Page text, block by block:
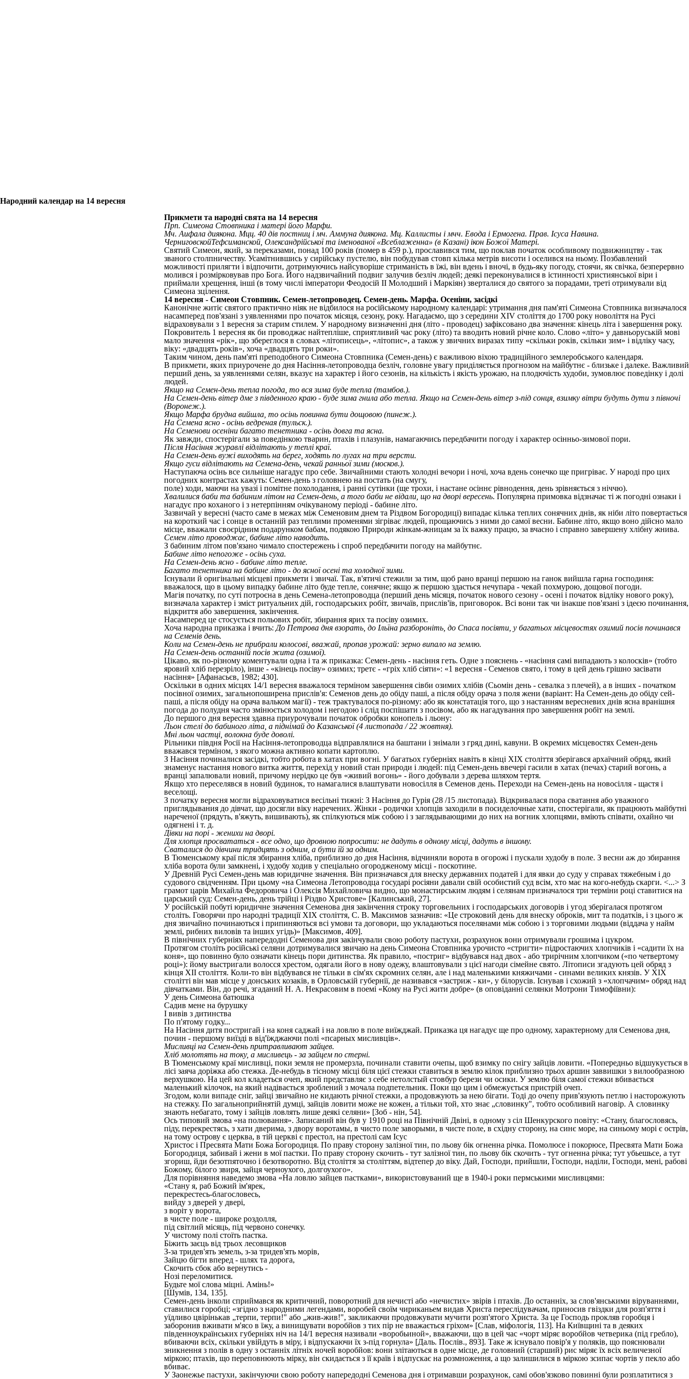
Народний календар на 14 вересня
Прикмети та народні свята на 14 вересня
Прп. Симеона Стовпника і матері його Марфи.
Мч. Аифала диякона. Мцц. 40 дів постниц і мч. Аммуна диякона. Мц. Каллисты і мчч. Евода і Ермогена. Прав. Ісуса Навина.
ЧерниговскойТефсиманской, Олександрійської та іменованої «Всеблаженна» (в Казані) ікон Божої Матері.
Святий Симеон, який, за переказами, понад 100 років (помер в 459 р.), прославився тим, що поклав початок особливому подвижництву - так
званого столпничеству. Усамітнившись у сирійську пустелю, він побудував стовп кілька метрів висоти і оселився на ньому. Позбавлений
можливості прилягти і відпочити, дотримуючись найсуворіше стриманість в їжі, він вдень і вночі, в будь-яку погоду, стоячи, як свічка, безперервно
молився і розмірковував про Бога. Його надзвичайний подвиг залучив безліч людей; деякі переконувалися в істинності християнської віри і
приймали хрещення, інші (в тому числі імператори Феодосій II Молодший і Маркіян) зверталися до святого за порадами, треті отримували від
Симеона зцілення.
14 вересня - Симеон Стовпник. Семен-летопроводец. Семен-день. Марфа. Осеніни, засідкі
Канонічне житіє святого практично ніяк не відбилося на російському народному календарі: утримання дня пам'яті Симеона Стовпника визначалося
насамперед пов'язані з уявленнями про початок місяця, сезону, року. Нагадаємо, що з середини XIV століття до 1700 року новоліття на Русі
відраховували з 1 вересня за старим стилем. У народному визначенні дня (літо - проводец) зафіксовано два значення: кінець літа і завершення року.
Покровитель 1 вересня як би проводжає найтепліше, сприятливий час року (літо) та вводить новий річне коло. Слово «літо» у давньоруській мові
мало значення «рік», що збереглося в словах «літописець», «літопис», а також у звичних виразах типу «скільки років, скільки зим» і відліку часу,
віку: «двадцять років», хоча «двадцять три роки».
Таким чином, день пам'яті преподобного Симеона Стовпника (Семен-день) є важливою віхою традиційного землеробського календаря.
В прикмети, яких приурочене до дня Насіння-летопроводца безліч, головне увагу приділяється прогнозом на майбутнє - близьке і далеке. Важливий
перший день, за уявленнями селян, вказує на характер і його сезонів, на кількість і якість урожаю, на плодючість худоби, зумовлює поведінку і долі
людей.
Якщо на Семен-день тепла погода, то вся зима буде тепла (тамбов.).
На Семен-день вітер дме з південного краю - буде зима гнила або тепла. Якщо на Семен-день вітер з-під сонця, взимку вітри будуть дути з півночі
(Воронеж.).
Якщо Марфа брудна вийшла, то осінь повинна бути дощовою (пинеж.).
На Семена ясно - осінь ведреная (тульск.).
На Семенови осеніни багато тенетника - осінь довга та ясна.
Як завжди, спостерігали за поведінкою тварин, птахів і плазунів, намагаючись передбачити погоду і характер осінньо-зимової пори.
Після Насіння журавлі відлітають у теплі краї.
На Семен-день вужі виходять на берег, ходять по лугах на три версти.
Якщо гуси відлітають на Семена-день, чекай ранньої зими (москов.).
Наступаюча осінь все сильніше нагадує про себе. Звичайними стають холодні вечори і ночі, хоча вдень сонечко ще пригріває. У народі про цих
погодних контрастах кажуть: Семен-день з головнею на постать (на смугу,
поле) ходи, маючи на увазі і помітне похолодання, і ранні сутінки (ще трохи, і настане осіннє рівнодення, день зрівняється з ніччю).
Хвалилися баби та бабиним літом на Семен-день, а того баби не відали, що на дворі вересень. Популярна примовка відзначає ті ж погодні ознаки і
нагадує про коханого і з нетерпінням очікуваному періоді - бабине літо.
Зазвичай у вересні (часто саме в межах між Семеновим днем та Різдвом Богородиці) випадає кілька теплих сонячних днів, як ніби літо повертається
на короткий час і сонце в останній раз теплими променями зігріває людей, прощаючись з ними до самої весни. Бабине літо, якщо воно дійсно мало
місце, вважали своєрідним подарунком бабам, подякою Природи жінкам-жницам за їх важку працю, за вчасно і справно завершену хлібну жнива.
Семен літо проводжає, бабине літо наводить.
З бабиним літом пов'язано чимало спостережень і спроб передбачити погоду на майбутнє.
Бабине літо непогоже - осінь суха.
На Семен-день ясно - бабине літо тепле.
Багато тенетника на бабине літо - до ясної осені та холодної зими.
Існували й оригінальні місцеві прикмети і звичаї. Так, в'ятичі стежили за тим, щоб рано вранці першою на ганок вийшла гарна господиня:
вважалося, що в цьому випадку бабине літо буде тепле, сонячне; якщо ж першою здасться нечупара - чекай похмурою, дощової погоди.
Магія початку, по суті потроєна в день Семена-летопроводца (перший день місяця, початок нового сезону - осені і початок відліку нового року),
визначала характер і зміст ритуальних дій, господарських робіт, звичаїв, прислів'їв, приговорок. Всі вони так чи інакше пов'язані з ідеєю починання,
відкриття або завершення, закінчення.
Насамперед це стосується польових робіт, збирання ярих та посіву озимих.
Хоча народна приказка і вчить: До Петрова дня взорать, до Ільїна разбороніть, до Спаса посіяти, у багатьох місцевостях озимий посів починався
на Семенів день.
Коли на Семен-день не прибрали колосові, вважай, пропав урожай: зерно випало на землю.
На Семен-день останній посів жита (озимої).
Цікаво, як по-різному коментували одна і та ж приказка: Семен-день - насіння геть. Одне з пояснень - «насіння самі випадають з колосків» (тобто
яровий хліб перезріло), інше - «кінець посіву» озимих; третє - «гріх хліб сіяти»: «1 вересня - Семенов свято, і тому в цей день грішно засівати
насіння» [Афанасьєв, 1982; 430].
Оскільки в одних місцях 14/1 вересня вважалося терміном завершення сівби озимих хлібів (Сьомін день - севалка з плечей), а в інших - початком
посівної озимих, загальнопоширена прислів'я: Семенов день до обіду паші, а після обіду орача з поля жени (варіант: На Семен-день до обіду сей-
паші, а після обіду на орача вальком магії) - теж трактувалося по-різному: або як констатація того, що з настанням вересневих днів ясна вранішня
погода до полудня часто змінюється холодом і негодою і слід поспішати з посівом, або як нагадування про завершення робіт на землі.
До першого дня вересня здавна приурочували початок обробки конопель і льону:
Льон стелі до бабиного літа, а піднімай до Казанської (4 листопада / 22 жовтня).
Мні льон частці, волокна буде доволі.
Рільники півдня Росії на Насіння-летопроводца відправлялися на баштани і знімали з гряд дині, кавуни. В окремих місцевостях Семен-день
вважався терміном, з якого можна активно копати картоплю.
З Насіння починалися засідкі, тобто робота в хатах при вогні. У багатьох губерніях навіть в кінці XIX століття зберігався архаїчний обряд, який
знаменує настання нового витка життя, перехід у новий стан природи і людей: під Семен-день ввечері гасили в хатах (печах) старий вогонь, а
вранці запалювали новий, причому нерідко це був «живий вогонь» - його добували з дерева шляхом тертя.
Якщо хто переселявся в новий будинок, то намагалися влаштувати новосілля в Семенов день. Переходи на Семен-день на новосілля - щастя і
веселощі.
З початку вересня могли відраховуватися весільні тижні: З Насіння до Гурія (28 /15 листопада). Відкривалася пора сватання або уважного
приглядывания до дівчат, що досягли віку наречених. Жінки - родички хлопців заходили в посиделочные хати, спостерігали, як працюють майбутні
нареченої (прядуть, в'яжуть, вишивають), як спілкуються між собою і з заглядывающими до них на вогник хлопцями, вміють співати, охайно чи
одягнені і т. д.
Дівки на порі - женихи на дворі.
Для хлопця просвататься - все одно, що дровною попросити: не дадуть в одному місці, дадуть в іншому.
Сваталися до дівчини тридцять з одним, а бути їй за одним.
В Тюменському краї після збирання хліба, приблизно до дня Насіння, відчиняли ворота в огорожі і пускали худобу в поле. З весни аж до збирання
хліба ворота були замкнені, і худобу ходив у спеціально огородженому місці - поскотине.
У Древній Русі Семен-день мав юридичне значення. Він призначався для внеску державних податей і для явки до суду у справах тяжебным і до
судового свідченням. При цьому «на Симеона Летопроводца государі росіяни давали свій особистий суд всім, хто має на кого-небудь скарги. <...> З
грамот царів Михайла Федоровича і Олексія Михайловича видно, що монастирським людям і селянам призначалося три терміни році ставитися на
царський суд: Семен-день, день трійці і Різдво Христове» [Калинський, 27].
У російській побуті юридичне значення Семенова дня закінчення строку торговельних і господарських договорів і угод зберігалася протягом
століть. Говорячи про народні традиції XIX століття, С. В. Максимов зазначив: «Це строковий день для внеску оброків, мит та податків, і з цього ж
дня звичайно починаються і припиняються всі умови та договори, що укладаються поселянами між собою і з торговими людьми (віддача у найм
землі, рибних виловів та інших угідь)» [Максимов, 409].
В північних губерніях напередодні Семенова дня закінчували свою роботу пастухи, розрахунок вони отримували грошима і цукром.
Протягом століть російські селяни дотримувалися звичаю на день Симеона Стовпника урочисто «стригти» підростаючих хлопчиків і «садити їх на
коня», що повинно було означати кінець пори дитинства. Як правило, «постриг» відбувався над двох - або трирічним хлопчиком («по четвертому
році»): йому выстригали волосся хрестом, одягали його в нову одежу, влаштовували з цієї нагоди сімейне свято. Літописи згадують цей обряд з
кінця XII століття. Коли-то він відбувався не тільки в сім'ях скромних селян, але і над маленькими княжичами - синами великих князів. У XIX
столітті він мав місце у донських козаків, в Орловській губернії, де називався «застриж - ки», у білорусів. Існував і схожий з «хлопчачим» обряд над
дівчатками. Він, до речі, згаданий Н. А. Некрасовим в поемі «Кому на Русі жити добре» (в оповіданні селянки Мотрони Тимофіївни):
У день Симеона батюшка
Садив мене на бурушку
І вивів з дитинства
По п'ятому годку...
На Насіння дитя постригай і на коня саджай і на ловлю в поле виїжджай. Приказка ця нагадує ще про одному, характерному для Семенова дня,
почин - першому виїзді в від'їжджаючи полі «псарных мисливців».
Мисливці на Семен-день притравливают зайцев.
Хліб молотять на току, а мисливець - за зайцем по стерні.
В Тюменському краї мисливці, поки земля не промерзла, починали ставити очепы, щоб взимку по снігу зайців ловити. «Попередньо відшукується в
лісі заяча доріжка або стежка. Де-небудь в тісному місці біля цієї стежки ставиться в землю кілок приблизно трьох аршин заввишки з вилообразною
верхушкою. На цей кол кладеться очеп, який представляє з себе нетолстый стовбур берези чи осики. У землю біля самої стежки вбивається
маленький кілочок, на який надівається зроблений з мочала подпетельник. Поки що цим і обмежується пристрій очеп.
Згодом, коли випаде сніг, зайці звичайно не кидають річної стежки, а продовжують за нею бігати. Тоді до очепу прив'язують петлю і насторожують
на стежку. По загальноприйнятій думці, зайців ловити може не кожен, а тільки той, хто знає „словинку", тобто особливий наговір. А словинку
знають небагато, тому і зайців ловлять лише деякі селяни» [Зоб - нін, 54].
Ось типовий змова «на полювання». Записаний він був у 1910 році на Північній Двіні, в одному з сіл Шенкурского повіту: «Стану, благословясь,
піду, перекрестясь, з хати дверима, з двору воротамы, в чисто поле заворыми, в чисте поле, в східну сторону, на синє море, на синьому морі є острів,
на тому острову є церква, в тій церкві є престол, на престолі сам Ісус
Христос і Пресвята Мати Божа Богородиця. По праву сторону залізної тин, по льову бік огненна річка. Помолюсе і покорюсе, Пресвята Мати Божа
Богородиця, забивай і жени в мої пастки. По праву сторону скочить - тут залізної тин, по льову бік скочить - тут огненна річка; тут убьешьсе, а тут
згориш, йди безотпяточно і безотворотно. Від століття за століттям, відтепер до віку. Дай, Господи, прийшли, Господи, наділи, Господи, мені, рабові
Божому, білого звиря, зайця черноухого, долгоухого».
Для порівняння наведемо змова «На ловлю зайцев пастками», використовуваний ще в 1940-і роки пермськими мисливцями:
«Стану я, раб Божий ім'ярек,
перекрестесь-благословесь,
вийду з дверей у двері,
з воріт у ворота,
в чисте поле - широке роздолля,
під світлий місяць, під червоно сонечку.
У чистому полі стоїть пастка.
Біжить заєць від трьох лесовщиков
З-за тридев'ять земель, з-за тридев'ять морів,
Зайцю бігти вперед - шлях та дорога,
Скочить сбок або вернутись -
Нозі переломитися.
Будьте мої слова міцні. Амінь!»
[Шумів, 134, 135].
Семен-день інколи сприймався як критичний, поворотний для нечисті або «нечистих» звірів і птахів. До останніх, за слов'янськими віруваннями,
ставилися горобці; «згідно з народними легендами, воробей своїм чириканьем видав Христа переслідувачам, приносив гвіздки для розп'яття і
уїдливо цвірінькав „терпи, терпи!" або „жив-жив!", закликаючи продовжувати мучити розп'ятого Христа. За це Господь прокляв горобця і
заборонив вживати м'ясо в їжу, а винищувати воробйов з тих пір не вважається гріхом» [Слав, міфологія, 113]. На Київщині та в деяких
південноукраїнських губерніях ніч на 14/1 вересня називали «воробьиной», вважаючи, що в цей час «чорт міряє воробйов четверика (під гребло),
вбиваючи всіх, скільки увійдуть в міру, і відпускаючи їх з-під горнула» [Даль. Послів., 893]. Таке ж існувало повір'я у поляків, що пояснювали
зникнення з полів в одну з останніх літніх ночей воробйов: вони злітаються в одне місце, де головний (старший) рис міряє їх всіх величезної
міркою; птахів, що переповнюють мірку, він скидається з її країв і відпускає на розмноження, а що залишилися в міркою зсипає чортів у пекло або
вбиває.
У Заонежье пастухи, закінчуючи свою роботу напередодні Семенова дня і отримавши розрахунок, самі обов'язково повинні були розплатитися з